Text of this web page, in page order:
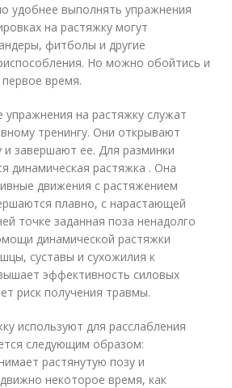
удобнее выполнять упражнения
на растяжку могут
фитболы и другие
Но можно обойтись и
время.
на растяжку служат
тренингу. Они открывают
и завершают ее. Для разминки
динамическая растяжка . Она
движения с растяжением
плавно, с нарастающей
точке заданная поза ненадолго
динамической растяжки
суставы и сухожилия к
эффективность силовых
риск получения травмы.
используют для расслабления
следующим образом:
растянутую позу и
некоторое время, как